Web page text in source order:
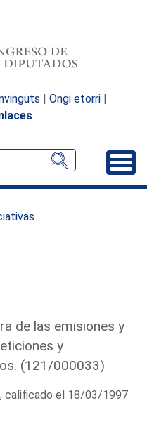
| Ongi etorri |
de las emisiones y
y
(121/000033)
calificado el 18/03/1997